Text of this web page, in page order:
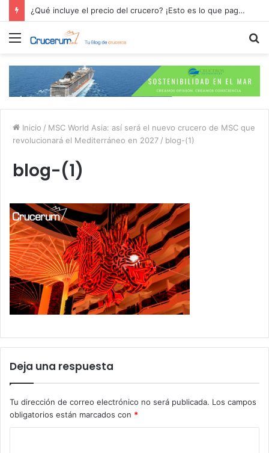
¿Qué incluye el precio del crucero? ¡Esto es lo que pagas por tu aventura en alta mar!
Menú
Inicio / MSC World Asia: así será el nuevo crucero de MSC que
revolucionará el Mediterráneo en 2027 / blog-(1)
blog-(1)
Deja una respuesta
Tu dirección de correo electrónico no será publicada. Los campos
obligatorios están marcados con *